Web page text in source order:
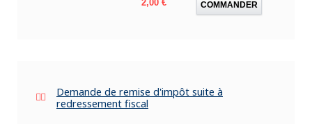
2,00 € COMMANDER
Demande de remise d'impôt suite à
redressement fiscal